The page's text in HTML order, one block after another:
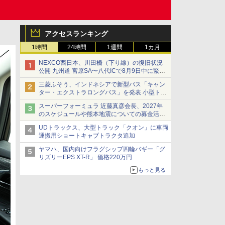
アクセスランキング
1時間 24時間 1週間 1カ月
NEXCO西日本、川田橋（下り線）の復旧状況
公開 九州道 宮原SA〜八代ICで8月9日中に緊急
車両を通行可能に
三菱ふそう、インドネシアで新型バス「キャン
ター・エクストラロングバス」を発表 小型トラ
ックベースの観光・旅客輸送向けバス
スーパーフォーミュラ 近藤真彦会長、2027年
のスケジュールや熊本地震についての募金活動
を紹介
UDトラックス、大型トラック「クオン」に車両
運搬用ショートキャブトラクタ追加
ヤマハ、国内向けフラグシップ四輪バギー「グ
リズリーEPS XT-R」 価格220万円
もっと見る